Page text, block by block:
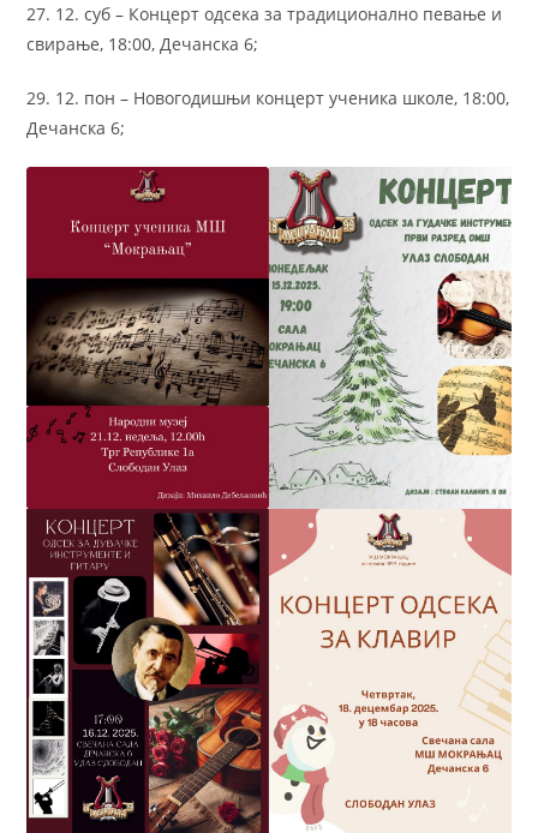
27. 12. суб – Концерт одсека за традиционално певање и
свирање, 18:00, Дечанска 6;
29. 12. пон – Новогодишњи концерт ученика школе, 18:00,
Дечанска 6;